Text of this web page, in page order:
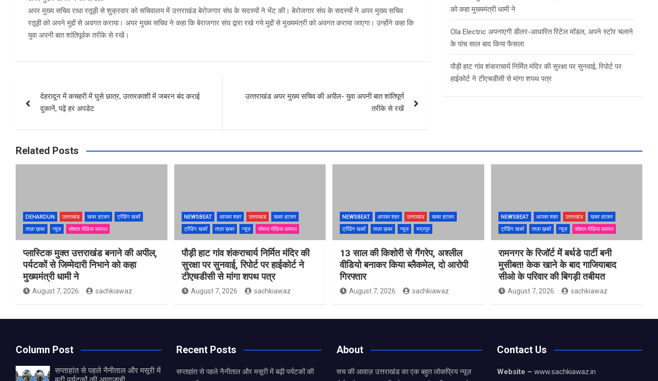
अपर मुख्य सचिव राधा रतूड़ी से शुक्रवार को सचिवालय में उत्तराखंड बेरोजगार संघ के सदस्यों ने भेंट की। बेरोजगार संघ के सदस्यों ने अपर मुख्य सचिव
रतूड़ी को अपने मुद्दों से अवगत कराया। अपर मुख्य सचिव ने कहा कि बेराजगार संघ द्वारा रखे गये मुद्दों से मुख्यमंत्री को अवगत कराया जाएगा। उन्होंने कहा कि
युवा अपनी बात शांतिपूर्वक तरीके से रखें।
navigation
देहरादून में कचहरी में घुसे छात्र, उत्‍तरकाशी में जबरन बंद कराई
दुकानें, पढ़ें हर अपडेट
उत्‍तराखंड अपर मुख्य सचिव की अपील- युवा अपनी बात शांतिपूर्ण
तरीके से रखें
को कहा मुख्यमंत्री धामी ने
Ola Electric अपनाएगी डीलर-आधारित रिटेल मॉडल, अपने स्टोर चलाने
के पांच साल बाद किया फैसला
पौड़ी हाट गांव शंकराचार्य निर्मित मंदिर की सुरक्षा पर सुनवाई, रिपोर्ट पर
हाईकोर्ट ने टीएचडीसी से मांगा शपथ पत्र
Related Posts
DEHARDUN उत्तराखंड खबर हटकर
ट्रेंडिंग खबरें
ताज़ा ख़बर
न्यूज़ सोशल मीडिया वायरल
प्लास्टिक मुक्त उत्तराखंड बनाने की अपील,
पर्यटकों से जिम्मेदारी निभाने को कहा
मुख्यमंत्री धामी ने
August 7, 2026 sachkiawaz
NEWSBEAT आपका शहर उत्तराखंड
खबर हटकर
ट्रेंडिंग खबरें
ताज़ा ख़बर न्यूज़ सोशल मीडिया वायरल
पौड़ी हाट गांव शंकराचार्य निर्मित मंदिर की
सुरक्षा पर सुनवाई, रिपोर्ट पर हाईकोर्ट ने
टीएचडीसी से मांगा शपथ पत्र
August 7, 2026 sachkiawaz
NEWSBEAT आपका शहर उत्तराखंड
खबर हटकर
ट्रेंडिंग खबरें
ताज़ा ख़बर न्यूज़ रुद्रपुर
13 साल की किशोरी से गैंगरेप, अश्लील
वीडियो बनाकर किया ब्लैकमेल, दो आरोपी
गिरफ्तार
August 7, 2026 sachkiawaz
NEWSBEAT आपका शहर उत्तराखंड
खबर हटकर
ट्रेंडिंग खबरें
ताज़ा ख़बरें न्यूज़ सोशल मीडिया वायरल
रामनगर के रिजॉर्ट में बर्थडे पार्टी बनी
मुसीबत! केक खाने के बाद गाजियाबाद
सीओ के परिवार की बिगड़ी तबीयत
August 7, 2026 sachkiawaz
Column Post
सप्ताहांत से पहले नैनीताल और मसूरी में
Recent Posts
सप्ताहांत से पहले नैनीताल और मसूरी में बढ़ी पर्यटकों की
About
सच की आवाज़ उत्तराखंड का एक बहुत लोकप्रिय न्यूज़
Contact Us
Website – www.sachkiawaz.in